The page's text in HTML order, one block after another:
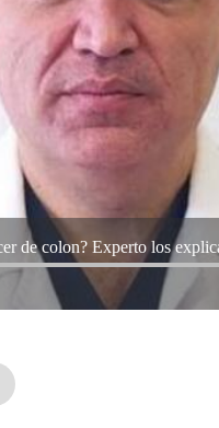
de colon? Experto los